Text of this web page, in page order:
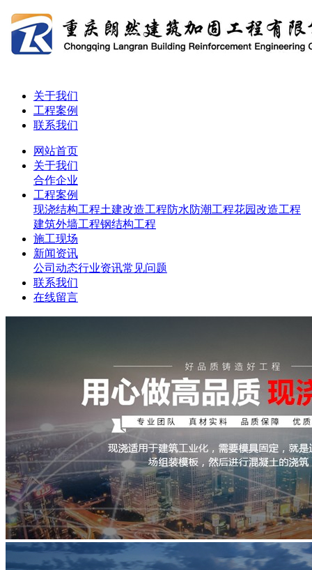
关于我们
工程案例
联系我们
网站首页
关于我们
合作企业
工程案例
现浇结构工程土建改造工程防水防潮工程花园改造工程
建筑外墙工程钢结构工程
施工现场
新闻资讯
公司动态行业资讯常见问题
联系我们
在线留言